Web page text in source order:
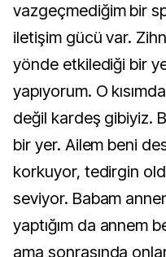
vazgeçmediğim bir
iletişim gücü var.
yönde etkilediği bir
yapıyorum. O
değil kardeş gibiyiz.
bir yer. Ailem beni
korkuyor, tedirgin
seviyor. Babam
yaptığım da annem
ama sonrasında